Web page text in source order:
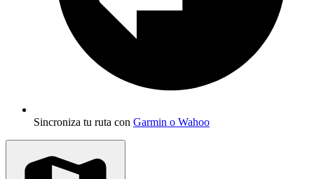
Sincroniza tu ruta con Garmin o Wahoo